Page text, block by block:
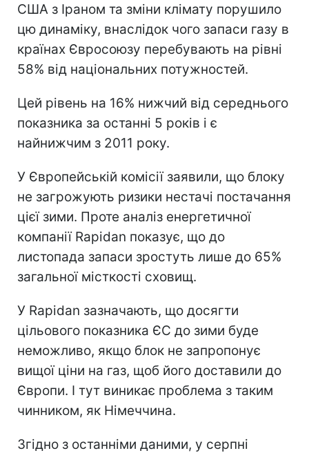
США з Іраном та зміни клімату порушило
цю динаміку, внаслідок чого запаси газу в
країнах Євросоюзу перебувають на рівні
58% від національних потужностей.
Цей рівень на 16% нижчий від середнього
показника за останні 5 років і є
найнижчим з 2011 року.
У Європейській комісії заявили, що блоку
не загрожують ризики нестачі постачання
цієї зими. Проте аналіз енергетичної
компанії Rapidan показує, що до
листопада запаси зростуть лише до 65%
загальної місткості сховищ.
У Rapidan зазначають, що досягти
цільового показника ЄС до зими буде
неможливо, якщо блок не запропонує
вищої ціни на газ, щоб його доставили до
Європи. І тут виникає проблема з таким
чинником, як Німеччина.
Згідно з останніми даними, у серпні